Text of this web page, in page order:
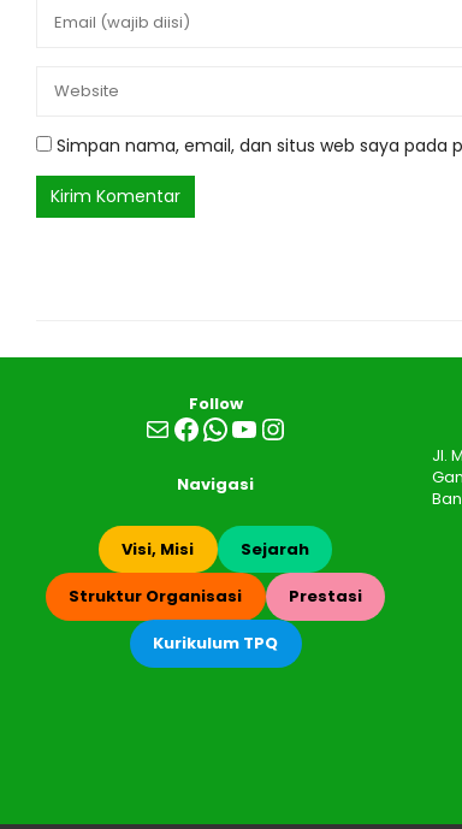
Simpan nama, email, dan situs web saya
Follow
MailFacebook
WhatsApp
YouTube
Instagram
Navigasi
Visi, Misi Sejarah
Struktur Organisasi Prestasi
Kurikulum TPQ
Jl.